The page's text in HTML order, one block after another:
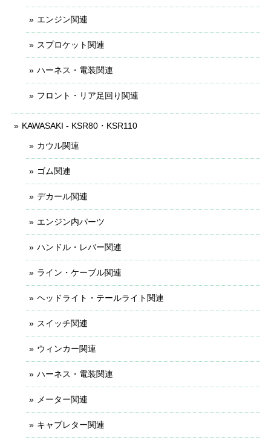
エンジン関連
スプロケット関連
ハーネス・電装関連
フロント・リア足回り関連
KAWASAKI - KSR80・KSR110
カウル関連
ゴム関連
デカール関連
エンジン内パーツ
ハンドル・レバー関連
ライン・ケーブル関連
ヘッドライト・テールライト関連
スイッチ関連
ウィンカー関連
ハーネス・電装関連
メーター関連
キャブレター関連